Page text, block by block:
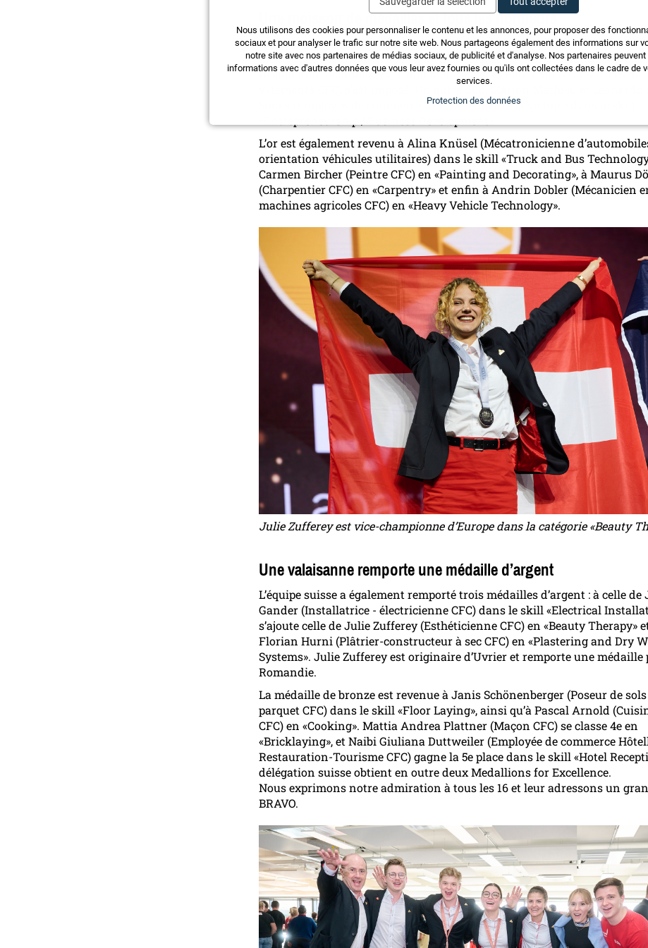
Une moisson de médailles et tous les honneurs
Dans six skills, les jeunes membres du SwissSkills National Team ont
meilleurs de toute la compétition, décrochant l’or. Dans la catégorie
Design and Technology», le duo Melitta Leu et Paula Stein (Créatrices de
Sousa (Employés de commerce CFC), a remporté la victoire dans le skill
L’or est également revenu à Alina Knüsel (Mécatronicienne
orientation véhicules utilitaires) dans le skill «Truck and Bus
Carmen Bircher (Peintre CFC) en «Painting and Decorating», à Maurus
(Charpentier CFC) en «Carpentry» et enfin à Andrin Dobler (Mécanicien
machines agricoles CFC) en «Heavy Vehicle Technology».
Julie Zufferey est vice-championne d’Europe dans la catégorie «Beauty
Une valaisanne remporte une médaille d’argent
L’équipe suisse a également remporté trois médailles d’argent : à celle de
Gander (Installatrice - électricienne CFC) dans le skill «Electrical
s’ajoute celle de Julie Zufferey (Esthéticienne CFC) en «Beauty Therapy»
Florian Hurni (Plâtrier-constructeur à sec CFC) en «Plastering and Dry
Systems». Julie Zufferey est originaire d’Uvrier et remporte une médaille
Romandie.
La médaille de bronze est revenue à Janis Schönenberger (Poseur de
parquet CFC) dans le skill «Floor Laying», ainsi qu’à Pascal Arnold
CFC) en «Cooking». Mattia Andrea Plattner (Maçon CFC) se classe 4e en
«Bricklaying», et Naibi Giuliana Duttweiler (Employée de commerce
Restauration-Tourisme CFC) gagne la 5e place dans le skill «Hotel
délégation suisse obtient en outre deux Medallions for Excellence.
Nous exprimons notre admiration à tous les 16 et leur adressons un
BRAVO.
Nous utilisons des cookies pour personnaliser le contenu et les annonces, pour proposer des
sociaux et pour analyser le trafic sur notre site web. Nous partageons également des informations sur
notre site avec nos partenaires de médias sociaux, de publicité et d'analyse. Nos partenaires
informations avec d'autres données que vous leur avez fournies ou qu'ils ont collectées dans le cadre de
services.
Protection des données